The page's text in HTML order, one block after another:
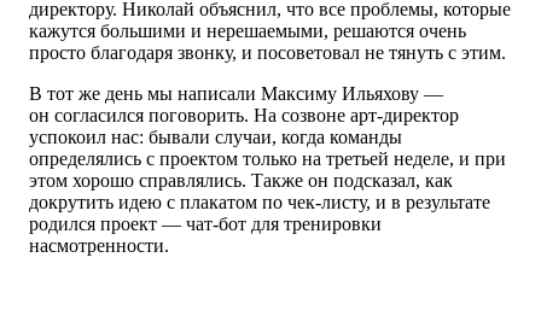
директору. Николай объяснил, что все проблемы, которые
кажутся большими и нерешаемыми, решаются очень
просто благодаря звонку, и посоветовал не тянуть с этим.
В тот же день мы написали Максиму Ильяхову —
он согласился поговорить. На созвоне арт-директор
успокоил нас: бывали случаи, когда команды
определялись с проектом только на третьей неделе, и при
этом хорошо справлялись. Также он подсказал, как
докрутить идею с плакатом по чек-листу, и в результате
родился проект — чат-бот для тренировки
насмотренности.